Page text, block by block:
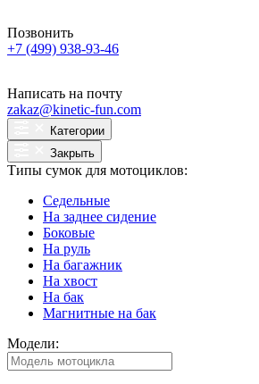
Позвонить
+7 (499) 938-93-46
Написать на почту
zakaz@kinetic-fun.com
Категории
Закрыть
Типы сумок для мотоциклов:
Седельные
На заднее сидение
Боковые
На руль
На багажник
На хвост
На бак
Магнитные на бак
Модели: